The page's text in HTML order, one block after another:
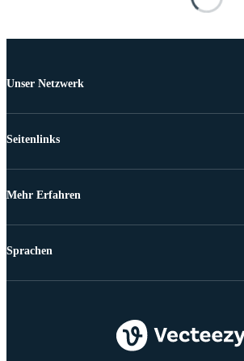
Unser Netzwerk
Seitenlinks
Mehr Erfahren
Sprachen